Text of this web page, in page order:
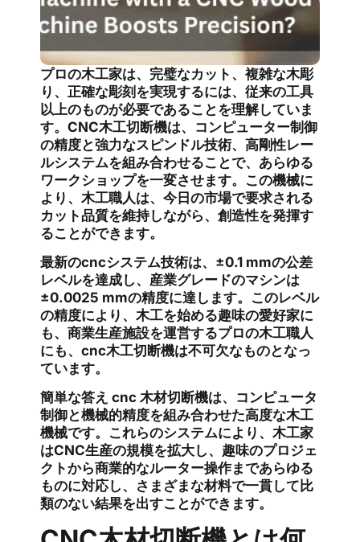
プロの木工家は、完璧なカット、複雑な木彫
り、正確な彫刻を実現するには、従来の工具
以上のものが必要であることを理解していま
す。CNC木工切断機は、コンピューター制御
の精度と強力なスピンドル技術、高剛性レー
ルシステムを組み合わせることで、あらゆる
ワークショップを一変させます。この機械に
より、木工職人は、今日の市場で要求される
カット品質を維持しながら、創造性を発揮す
ることができます。
最新のcncシステム技術は、±0.1 mmの公差
レベルを達成し、産業グレードのマシンは
±0.0025 mmの精度に達します。このレベル
の精度により、木工を始める趣味の愛好家に
も、商業生産施設を運営するプロの木工職人
にも、cnc木工切断機は不可欠なものとなっ
ています。
簡単な答え cnc 木材切断機は、コンピュータ
制御と機械的精度を組み合わせた高度な木工
機械です。これらのシステムにより、木工家
はCNC生産の規模を拡大し、趣味のプロジェ
クトから商業的なルーター操作まであらゆる
ものに対応し、さまざまな材料で一貫して比
類のない結果を出すことができます。